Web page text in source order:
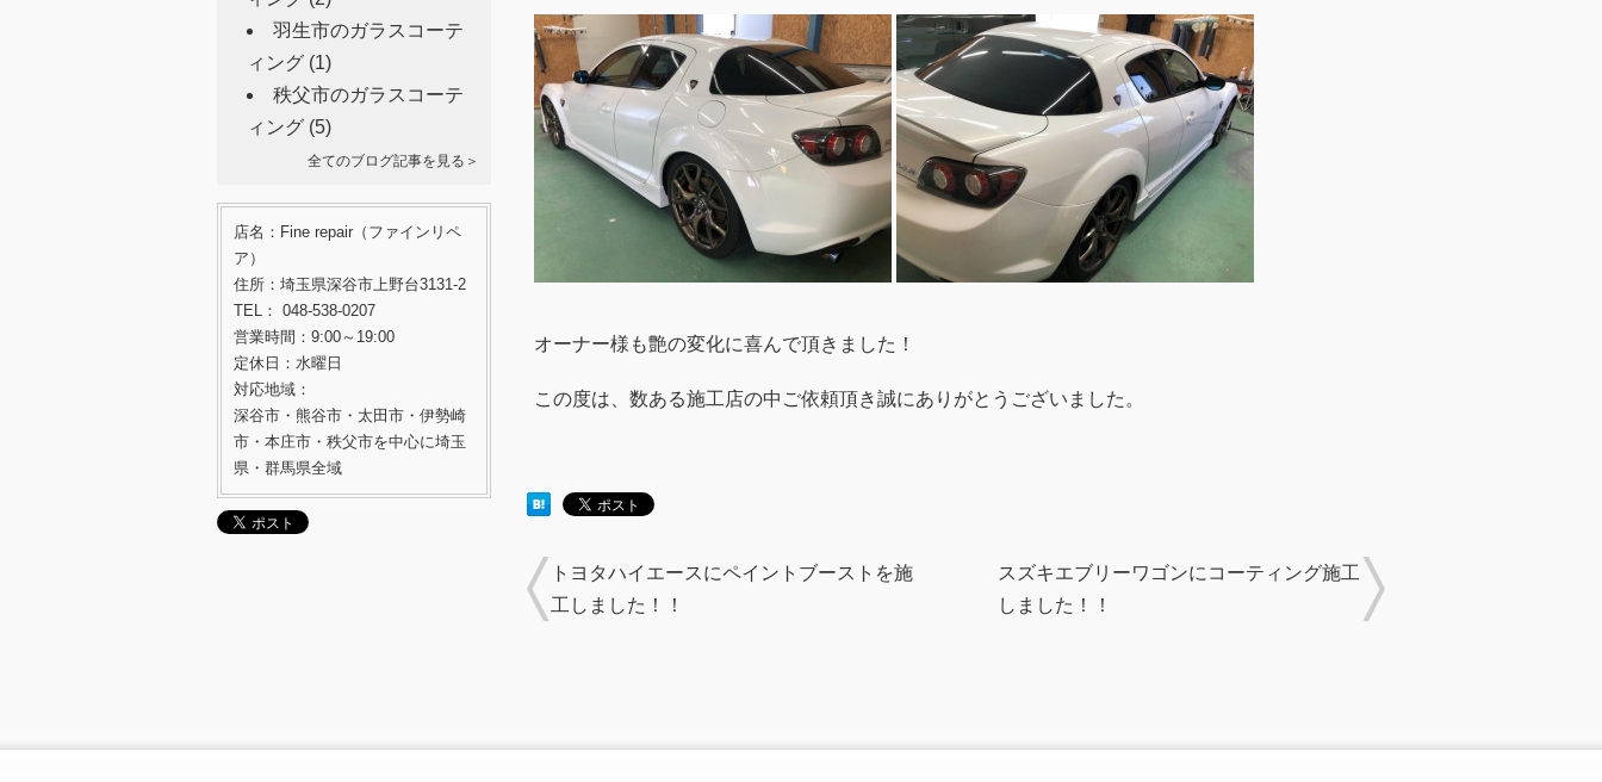
羽生市のガラスコーテ
ィング (1)
秩父市のガラスコーテ
ィング (5)
全てのブログ記事を見る＞
店名：Fine repair（ファインリペ
ア）
住所：埼玉県深谷市上野台3131-2
TEL： 048-538-0207
営業時間：9:00～19:00
定休日：水曜日
対応地域：
深谷市・熊谷市・太田市・伊勢崎
市・本庄市・秩父市を中心に埼玉
県・群馬県全域
オーナー様も艶の変化に喜んで頂きました！
この度は、数ある施工店の中ご依頼頂き誠にありがとうございました。
トヨタハイエースにペイントブーストを施
工しました！！
スズキエブリーワゴンにコーティング施工
しました！！